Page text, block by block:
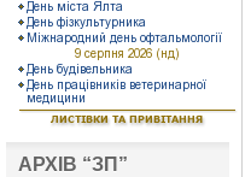
АРХІВ “ЗП”